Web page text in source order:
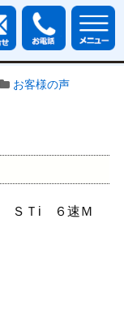
お客様の声
ＳＴi ６速Ｍ